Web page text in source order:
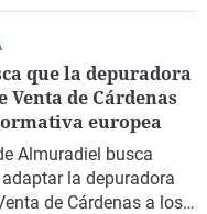
su apoyo al
de esta marca de
etapa.
que la depuradora
Venta de Cárdenas
europea
Almuradiel busca
la depuradora
de Cárdenas a los